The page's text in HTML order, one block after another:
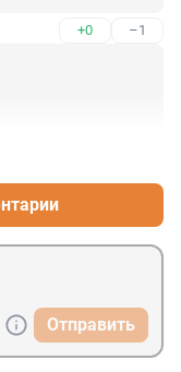
+0 –1
Отправить